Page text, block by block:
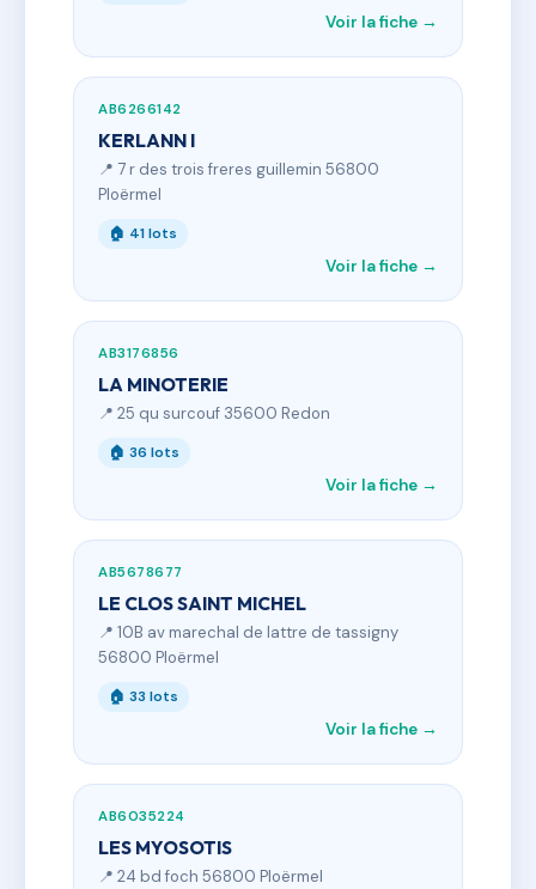
Voir la fiche →
AB6266142
KERLANN I
📍 7 r des trois freres guillemin 56800
Ploërmel
🏠 41 lots
Voir la fiche →
AB3176856
LA MINOTERIE
📍 25 qu surcouf 35600 Redon
🏠 36 lots
Voir la fiche →
AB5678677
LE CLOS SAINT MICHEL
📍 10B av marechal de lattre de tassigny
56800 Ploërmel
🏠 33 lots
Voir la fiche →
AB6035224
LES MYOSOTIS
📍 24 bd foch 56800 Ploërmel